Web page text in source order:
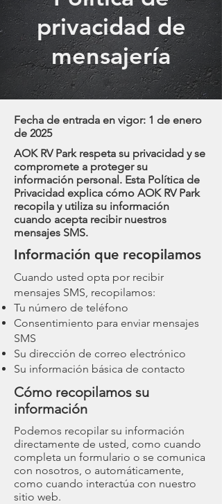
privacidad de
mensajería
Fecha de entrada en vigor: 1 de enero
de 2025
AOK RV Park respeta su privacidad y se
compromete a proteger su
información personal. Esta Política de
Privacidad explica cómo AOK RV Park
recopila y utiliza su información
cuando acepta recibir nuestros
mensajes SMS.
Información que recopilamos
Cuando usted opta por recibir
mensajes SMS, recopilamos:
Tu número de teléfono
Consentimiento para enviar mensajes
SMS
Su dirección de correo electrónico
Su información básica de contacto
Cómo recopilamos su
información
Podemos recopilar su información
directamente de usted, como cuando
completa un formulario o se comunica
con nosotros, o automáticamente,
como cuando interactúa con nuestro
sitio web.